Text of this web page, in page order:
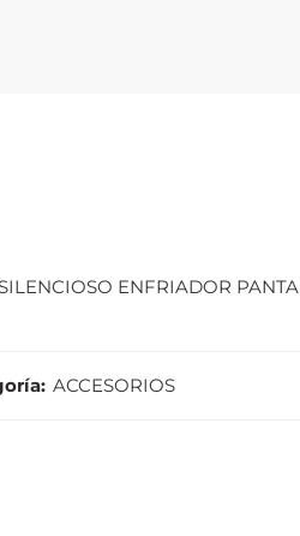
ENFRIADOR
ACCESORIOS